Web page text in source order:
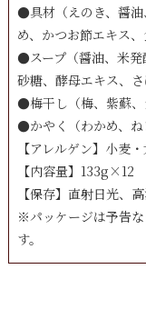
●具材（えのき、醤油
め、かつお節エキス、
●スープ（醤油、米発
砂糖、酵母エキス、
●梅干し（梅、紫蘇、
●かやく（わかめ、ね
【アレルゲン】小麦
【内容量】133g×12
【保存】直射日光、
※パッケージは予告